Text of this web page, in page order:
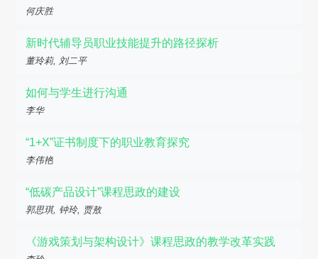
何庆胜
新时代辅导员职业技能提升的路径探析
董玲莉, 刘二平
如何与学生进行沟通
李华
“1+X”证书制度下的职业教育探究
李伟艳
“低碳产品设计”课程思政的建设
郭思琪, 钟玲, 贾敖
《游戏策划与架构设计》课程思政的教学改革实践